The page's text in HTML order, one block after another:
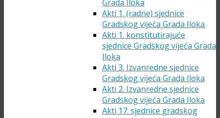
Grada Iloka
Akti 1. (radne) sjednice
Gradskog vijeća Grada Iloka
Akti 1. konstitutirajuće
sjednice Gradskog vijeća Grada
Iloka
Akti 3. Izvanredne sjednice
Gradskog vijeća Grada Iloka
Akti 2. Izvanredne sjednice
Gradskog vijeća Grada Iloka
Akti 17. sjednice gradskog